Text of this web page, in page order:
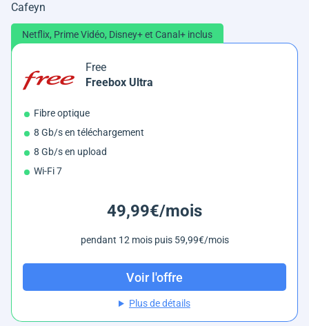
Cafeyn
Netflix, Prime Vidéo, Disney+ et Canal+ inclus
Free
Freebox Ultra
Fibre optique
8 Gb/s en téléchargement
8 Gb/s en upload
Wi-Fi 7
49,99€/mois
pendant 12 mois puis 59,99€/mois
Voir l'offre
Plus de détails